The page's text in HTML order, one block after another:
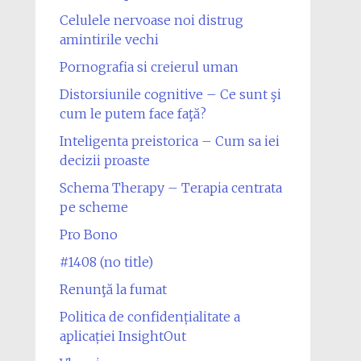
Celulele nervoase noi distrug
amintirile vechi
Pornografia si creierul uman
Distorsiunile cognitive – Ce sunt şi
cum le putem face faţă?
Inteligenta preistorica – Cum sa iei
decizii proaste
Schema Therapy – Terapia centrata
pe scheme
Pro Bono
#1408 (no title)
Renunţă la fumat
Politica de confidențialitate a
aplicației InsightOut